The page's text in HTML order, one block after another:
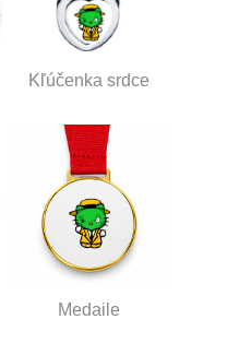
Kľúčenka srdce
Medaile